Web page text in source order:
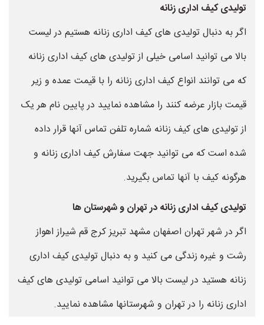
تولیدی کیف اداری زنانه
اگر به دنبال تولیدی های کیف اداری زنانه هستیم در لیست
بالا می توانید اسامی خیلی از تولیدی های کیف اداری زنانه
که می توانند انواع کیف اداری زنانه را با قیمت عمده و زیر
قیمت بازار عرضه کنند را مشاهده نمایید در پایین نام هر یک
از تولیدی های کیف زنانه شماره تلفن تماس آنها قرار داده
شده است که می توانید جهت سفارش کیف اداری زنانه و
هرگونه کیف با آنها تماس بگیرید.
تولیدی کیف اداری زنانه در تهران و شهرستان ها
اگر در شهر تهران اصفهان مشهد تبریز کرج قم شیراز اهواز
رشت و غیره زندگی می کنید و به دنبال تولیدی کیف اداری
زنانه هستید در لیست بالا می توانید اسامی تولیدی های کیف
اداری زنانه را در تهران و شهرستانها مشاهده نمایید.